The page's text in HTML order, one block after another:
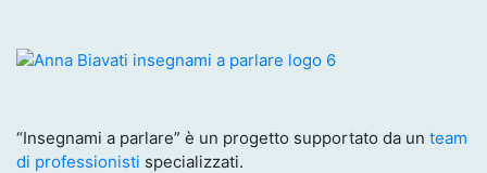
“Insegnami a parlare” è un progetto supportato da un team
di professionisti specializzati.